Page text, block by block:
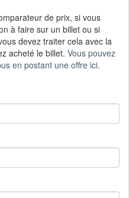
de prix, si vous
à faire sur un billet ou si
devez traiter cela avec la
acheté le billet. Vous pouvez
en postant une offre ici.